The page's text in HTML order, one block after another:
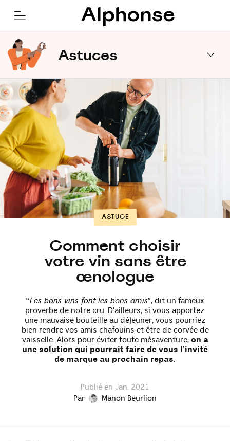
Astuces
ASTUCE
Comment choisir
votre vin sans être
œnologue
“Les bons vins font les bons amis”, dit un fameux
proverbe de notre cru. D'ailleurs, si vous apportez
une mauvaise bouteille au déjeuner, vous pourriez
bien rendre vos amis chafouins et être de corvée de
vaisselle. Alors pour éviter toute mésaventure, on a
une solution qui pourrait faire de vous l’invité
de marque au prochain repas.
Publié en Jan. 2021
Par
Manon Beurlion